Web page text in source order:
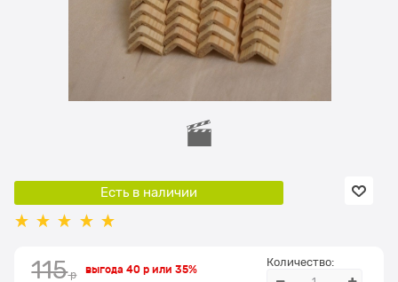
Есть в наличии
115 р выгода 40 рили 35%
Количество: